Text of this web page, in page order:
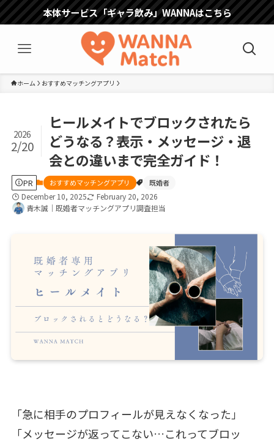
本体サービス「ギャラ飲み」WANNAはこちら
ホーム おすすめマッチングアプリ
ヒールメイトでブロックされたら
どうなる？表示・メッセージ・退
会との違いまで完全ガイド！
2026
2/20
PR おすすめマッチングアプリ 既婚者
December 10, 2025
February 20, 2026
青木誠｜既婚者マッチングアプリ調査担当
「急に相手のプロフィールが見えなくなった」
「メッセージが返ってこない…これってブロッ